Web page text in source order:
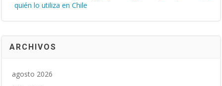
quién lo utiliza en Chile
ARCHIVOS
agosto 2026